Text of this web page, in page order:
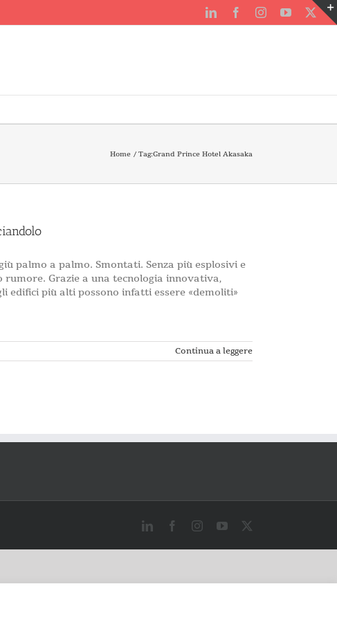
LinkedInFacebookInstagramYouTube
X
Home Tag:Grand Prince Hotel Akasaka
palmo a palmo. Smontati. Senza più esplosivi e
rumore. Grazie a una tecnologia innovativa,
edifici più alti possono infatti essere «demoliti»
Continua a leggere
LinkedInFacebookInstagramYouTube